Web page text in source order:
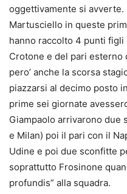
oggettivamente si
Martusciello in queste
hanno raccolto 4 punti
Crotone e del pari esterno
pero’ anche la scorsa
piazzarsi al decimo posto
prime sei giornate
Giampaolo arrivarono due
e Milan) poi il pari con il
Udine e poi due sconfitte
soprattutto Frosinone
profundis” alla squadra.